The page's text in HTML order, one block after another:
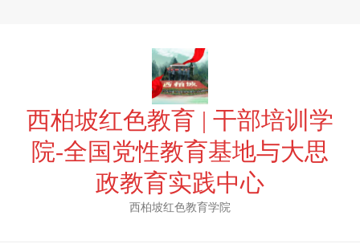
西柏坡红色教育 | 干部培训学
院-全国党性教育基地与大思
政教育实践中心
西柏坡红色教育学院